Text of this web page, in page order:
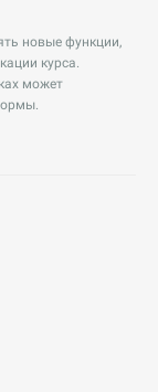
новые функции,
курса.
может